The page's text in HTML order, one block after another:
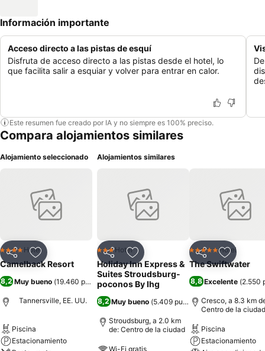
Información importante
Acceso directo a las pistas de esquí
Disfruta de acceso directo a las pistas desde el hotel, lo
que facilita salir a esquiar y volver para entrar en calor.
Este resumen fue creado por IA y no siempre es 100% preciso.
Compara alojamientos similares
Alojamiento seleccionado
CompartirAgregar a favoritos
4 EstrellasHotel
Camelback Resort
8,2 Muy bueno (19.460 puntuaciones)
Tannersville, EE. UU.
Piscina
Estacionamiento
Alojamientos similares
CompartirAgregar a favoritos
3 Estrellas
Hotel
Holiday Inn Express &
Suites Stroudsburg-
poconos By Ihg
8,2Muy bueno (5.409 puntuaciones)
Stroudsburg, a 2.0 km
de: Centro de la ciudad
Wi-Fi gratis
CompartirAgregar
5 EstrellasHotel
The Swiftwater
8,8 Excelente (2.550
Cresco, a 8.3 km
Centro de la ciudad
Piscina
Estacionamiento